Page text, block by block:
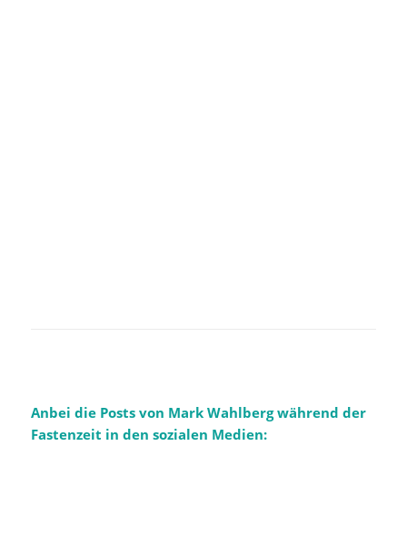
Anbei die Posts von Mark Wahlberg während der
Fastenzeit in den sozialen Medien: